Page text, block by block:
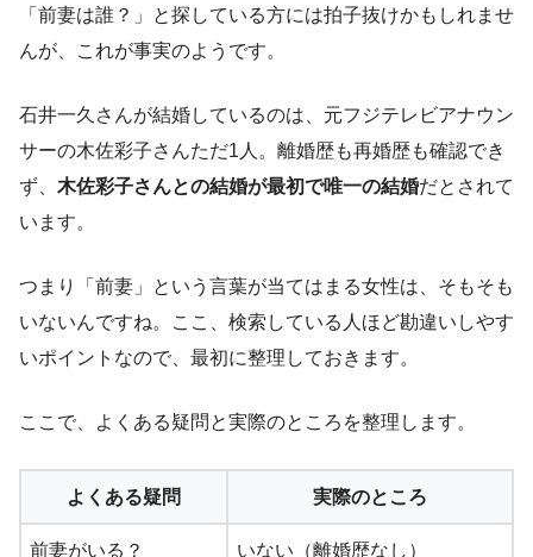
「前妻は誰？」と探している方には拍子抜けかもしれませ
んが、これが事実のようです。
石井一久さんが結婚しているのは、元フジテレビアナウン
サーの木佐彩子さんただ1人。離婚歴も再婚歴も確認でき
ず、 木佐彩子さんとの結婚が最初で唯一の結婚だとされて
います。
つまり「前妻」という言葉が当てはまる女性は、そもそも
いないんですね。ここ、検索している人ほど勘違いしやす
いポイントなので、最初に整理しておきます。
ここで、よくある疑問と実際のところを整理します。
よくある疑問 実際のところ
前妻がいる？ いない（離婚歴なし）